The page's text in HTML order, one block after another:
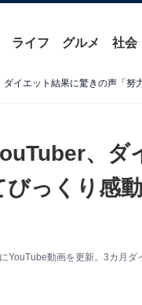
ライフ グルメ 社会
、ダ
っくり感
YouTube動画を更新。3カ月ダ